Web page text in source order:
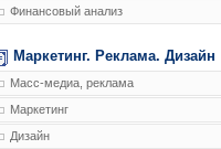
Финансовый анализ
Маркетинг. Реклама. Дизайн
Масс-медиа, реклама
Маркетинг
Дизайн